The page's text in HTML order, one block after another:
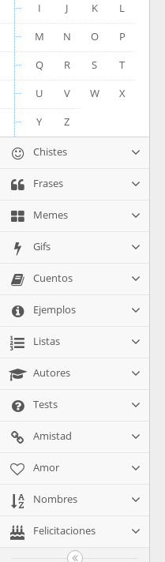
I
J K
L
M
N O
P
Q
R S
T
U
V W
X
Y
Z
Chistes
Frases
Memes
Gifs
Cuentos
Ejemplos
Listas
Autores
Tests
Amistad
Amor
Nombres
Felicitaciones